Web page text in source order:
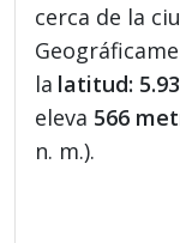
cerca de la
la latitud:
eleva 566
n. m.).